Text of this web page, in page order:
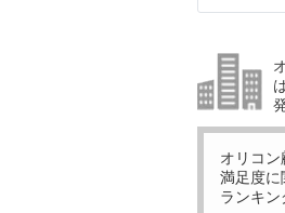
オリコ
満足度に
ランキン